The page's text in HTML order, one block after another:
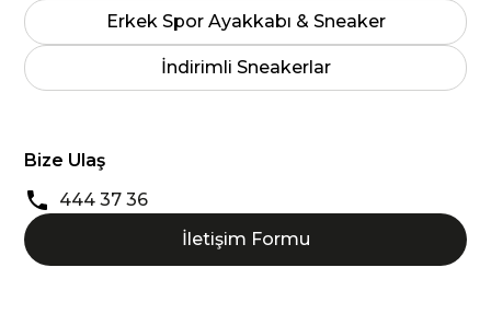
Erkek Spor Ayakkabı & Sneaker
İndirimli Sneakerlar
Bize Ulaş
444 37 36
İletişim Formu